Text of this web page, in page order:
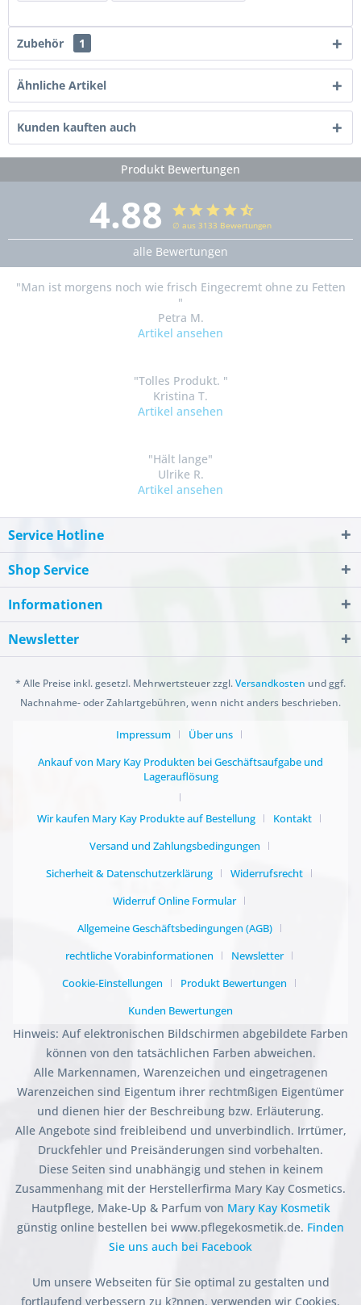
Zubehör 1
Ähnliche Artikel
Kunden kauften auch
Produkt Bewertungen
4.88 ∅ aus 3133 Bewertungen
alle Bewertungen
"Man ist morgens noch wie frisch Eingecremt ohne zu Fetten
"
Petra M.
Artikel ansehen
"Tolles Produkt. "
Kristina T.
Artikel ansehen
"Hält lange"
Ulrike R.
Artikel ansehen
Service Hotline
Shop Service
Informationen
Newsletter
* Alle Preise inkl. gesetzl. Mehrwertsteuer zzgl.Versandkosten und ggf.
Nachnahme- oder Zahlartgebühren, wenn nicht anders beschrieben.
Impressum
Über uns
Ankauf von Mary Kay Produkten bei Geschäftsaufgabe und
Lagerauflösung
Wir kaufen Mary Kay Produkte auf Bestellung
Kontakt
Versand und Zahlungsbedingungen
Sicherheit & Datenschutzerklärung
Widerrufsrecht
Widerruf Online Formular
Allgemeine Geschäftsbedingungen (AGB)
rechtliche Vorabinformationen
Newsletter
Cookie-Einstellungen
Produkt Bewertungen
Kunden Bewertungen
Hinweis: Auf elektronischen Bildschirmen abgebildete Farben
können von den tatsächlichen Farben abweichen.
Alle Markennamen, Warenzeichen und eingetragenen
Warenzeichen sind Eigentum ihrer rechtmßigen Eigentümer
und dienen hier der Beschreibung bzw. Erläuterung.
Alle Angebote sind freibleibend und unverbindlich. Irrtümer,
Druckfehler und Preisänderungen sind vorbehalten.
Diese Seiten sind unabhängig und stehen in keinem
Zusammenhang mit der Herstellerfirma Mary Kay Cosmetics.
Hautpflege, Make-Up & Parfum von Mary Kay Kosmetik
günstig online bestellen bei www.pflegekosmetik.de. Finden
Sie uns auch bei Facebook
Um unsere Webseiten für Sie optimal zu gestalten und
fortlaufend verbessern zu k?nnen, verwenden wir Cookies.